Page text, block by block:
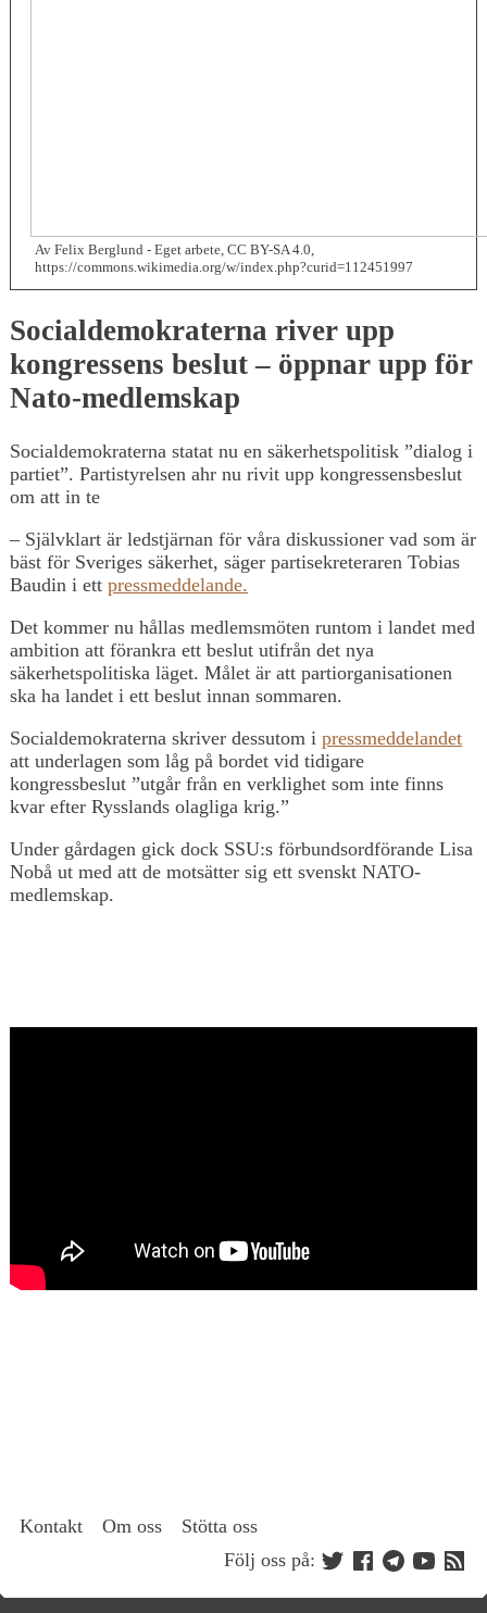
Av Felix Berglund - Eget arbete, CC BY-SA 4.0,
https://commons.wikimedia.org/w/index.php?curid=112451997
Socialdemokraterna river upp
kongressens beslut – öppnar upp för
Nato-medlemskap
Socialdemokraterna statat nu en säkerhetspolitisk ”dialog i
partiet”. Partistyrelsen ahr nu rivit upp kongressensbeslut
om att in te
– Självklart är ledstjärnan för våra diskussioner vad som är
bäst för Sveriges säkerhet, säger partisekreteraren Tobias
Baudin i ett pressmeddelande.
Det kommer nu hållas medlemsmöten runtom i landet med
ambition att förankra ett beslut utifrån det nya
säkerhetspolitiska läget. Målet är att partiorganisationen
ska ha landet i ett beslut innan sommaren.
Socialdemokraterna skriver dessutom i pressmeddelandet
att underlagen som låg på bordet vid tidigare
kongressbeslut ”utgår från en verklighet som inte finns
kvar efter Rysslands olagliga krig.”
Under gårdagen gick dock SSU:s förbundsordförande Lisa
Nobå ut med att de motsätter sig ett svenskt NATO-
medlemskap.
Kontakt Om oss
Stötta oss
Följ oss på: